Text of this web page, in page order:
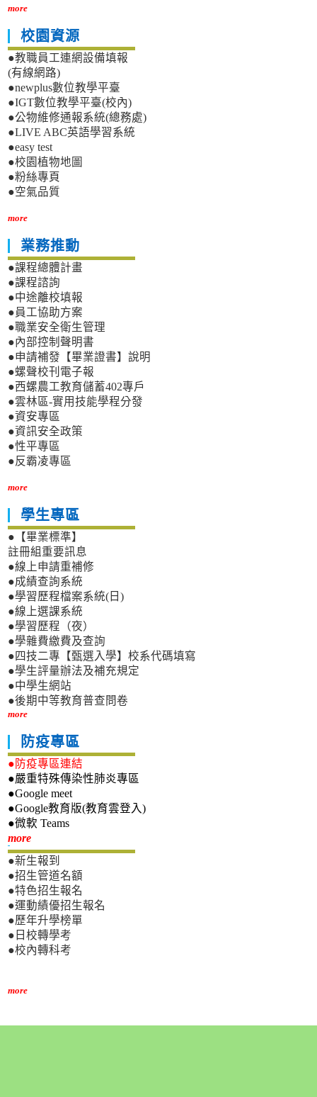
more
校園資源
●教職員工連網設備填報
(有線網路)
●newplus數位教學平臺
●IGT數位教學平臺(校內)
●公物維修通報系統(總務處)
●LIVE ABC英語學習系統
●easy test
●校園植物地圖
●粉絲專頁
●空氣品質
more
業務推動
●課程總體計畫
●課程諮詢
●中途離校填報
●員工協助方案
●職業安全衛生管理
●內部控制聲明書
●申請補發【畢業證書】說明
●螺聲校刊電子報
●西螺農工教育儲蓄402專戶
●雲林區-實用技能學程分發
●資安專區
●資訊安全政策
●性平專區
●反霸凌專區
more
學生專區
●【畢業標準】
註冊組重要訊息
●線上申請重補修
●成績查詢系統
●學習歷程檔案系統(日)
●線上選課系統
●學習歷程（夜）
●學雜費繳費及查詢
●四技二專【甄選入學】校系代碼填寫
●學生評量辦法及補充規定
●中學生網站
●後期中等教育普查問卷
more
防疫專區
●防疫專區連結
●嚴重特殊傳染性肺炎專區
●Google meet
●Google教育版(教育雲登入)
●微軟 Teams
more新生專區
●新生報到
●招生管道名額
●特色招生報名
●運動績優招生報名
●歷年升學榜單
●日校轉學考
●校內轉科考
more